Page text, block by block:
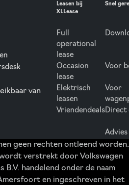
van
Leasen bij
XLLease
Full
operational
lease
Occasion
lease
Elektrisch
leasen
Vriendendeals
Snel
Voor
Voor
Direct
geen rechten ontleend worden.
verstrekt door Volkswagen
B.V. handelend onder de naam
en ingeschreven in het